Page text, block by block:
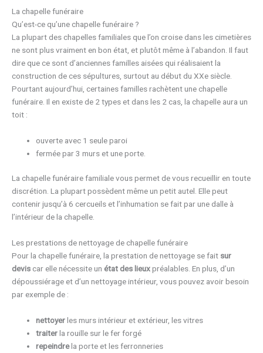
La chapelle funéraire
Qu’est-ce qu’une chapelle funéraire ?
La plupart des chapelles familiales que l’on croise dans les cimetières
ne sont plus vraiment en bon état, et plutôt même à l’abandon. Il faut
dire que ce sont d’anciennes familles aisées qui réalisaient la
construction de ces sépultures, surtout au début du XXe siècle.
Pourtant aujourd’hui, certaines familles rachètent une chapelle
funéraire. Il en existe de 2 types et dans les 2 cas, la chapelle aura un
toit :
ouverte avec 1 seule paroi
fermée par 3 murs et une porte.
La chapelle funéraire familiale vous permet de vous recueillir en toute
discrétion. La plupart possèdent même un petit autel. Elle peut
contenir jusqu’à 6 cercueils et l’inhumation se fait par une dalle à
l’intérieur de la chapelle.
Les prestations de nettoyage de chapelle funéraire
Pour la chapelle funéraire, la prestation de nettoyage se fait sur
devis car elle nécessite un état des lieuxpréalables. En plus, d’un
dépoussiérage et d’un nettoyage intérieur, vous pouvez avoir besoin
par exemple de :
nettoyerles murs intérieur et extérieur, les vitres
traiterla rouille sur le fer forgé
repeindrela porte et les ferronneries